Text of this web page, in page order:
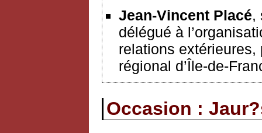
Jean-Vincent Placé,
délégué à
relations
régional d’Île-de-
Occasion :